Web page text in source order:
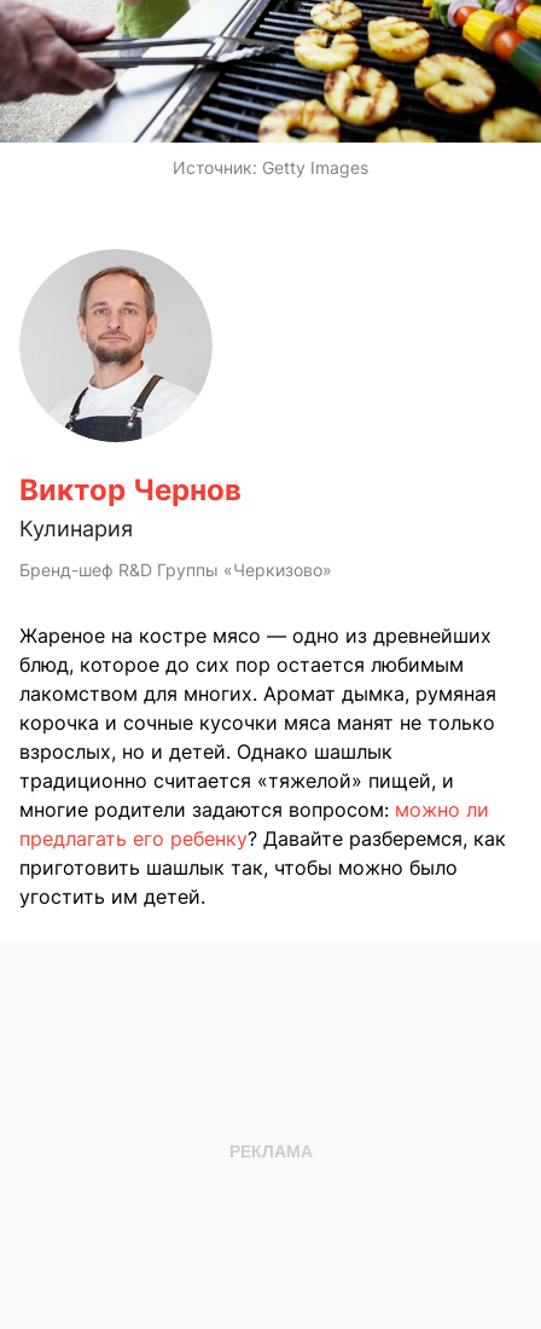
Источник: Getty Images
Виктор Чернов
Кулинария
Бренд-шеф R&D Группы «Черкизово»
Жареное на костре мясо — одно из древнейших
блюд, которое до сих пор остается любимым
лакомством для многих. Аромат дымка, румяная
корочка и сочные кусочки мяса манят не только
взрослых, но и детей. Однако шашлык
традиционно считается «тяжелой» пищей, и
многие родители задаются вопросом: можно ли
предлагать его ребенку? Давайте разберемся, как
приготовить шашлык так, чтобы можно было
угостить им детей.